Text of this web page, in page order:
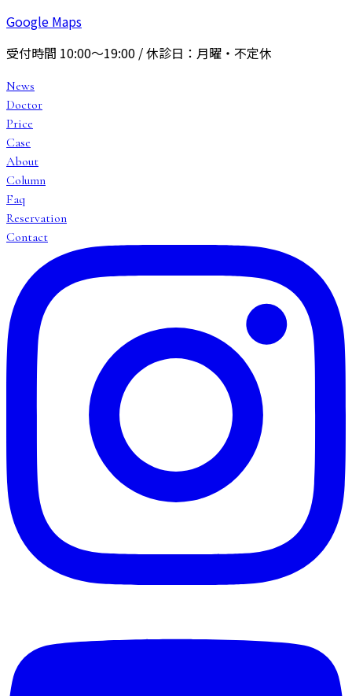
Google Maps
受付時間 10:00〜19:00 / 休診日： 月曜・不定休
News
Doctor
Price
Case
About
Column
Faq
Reservation
Contact